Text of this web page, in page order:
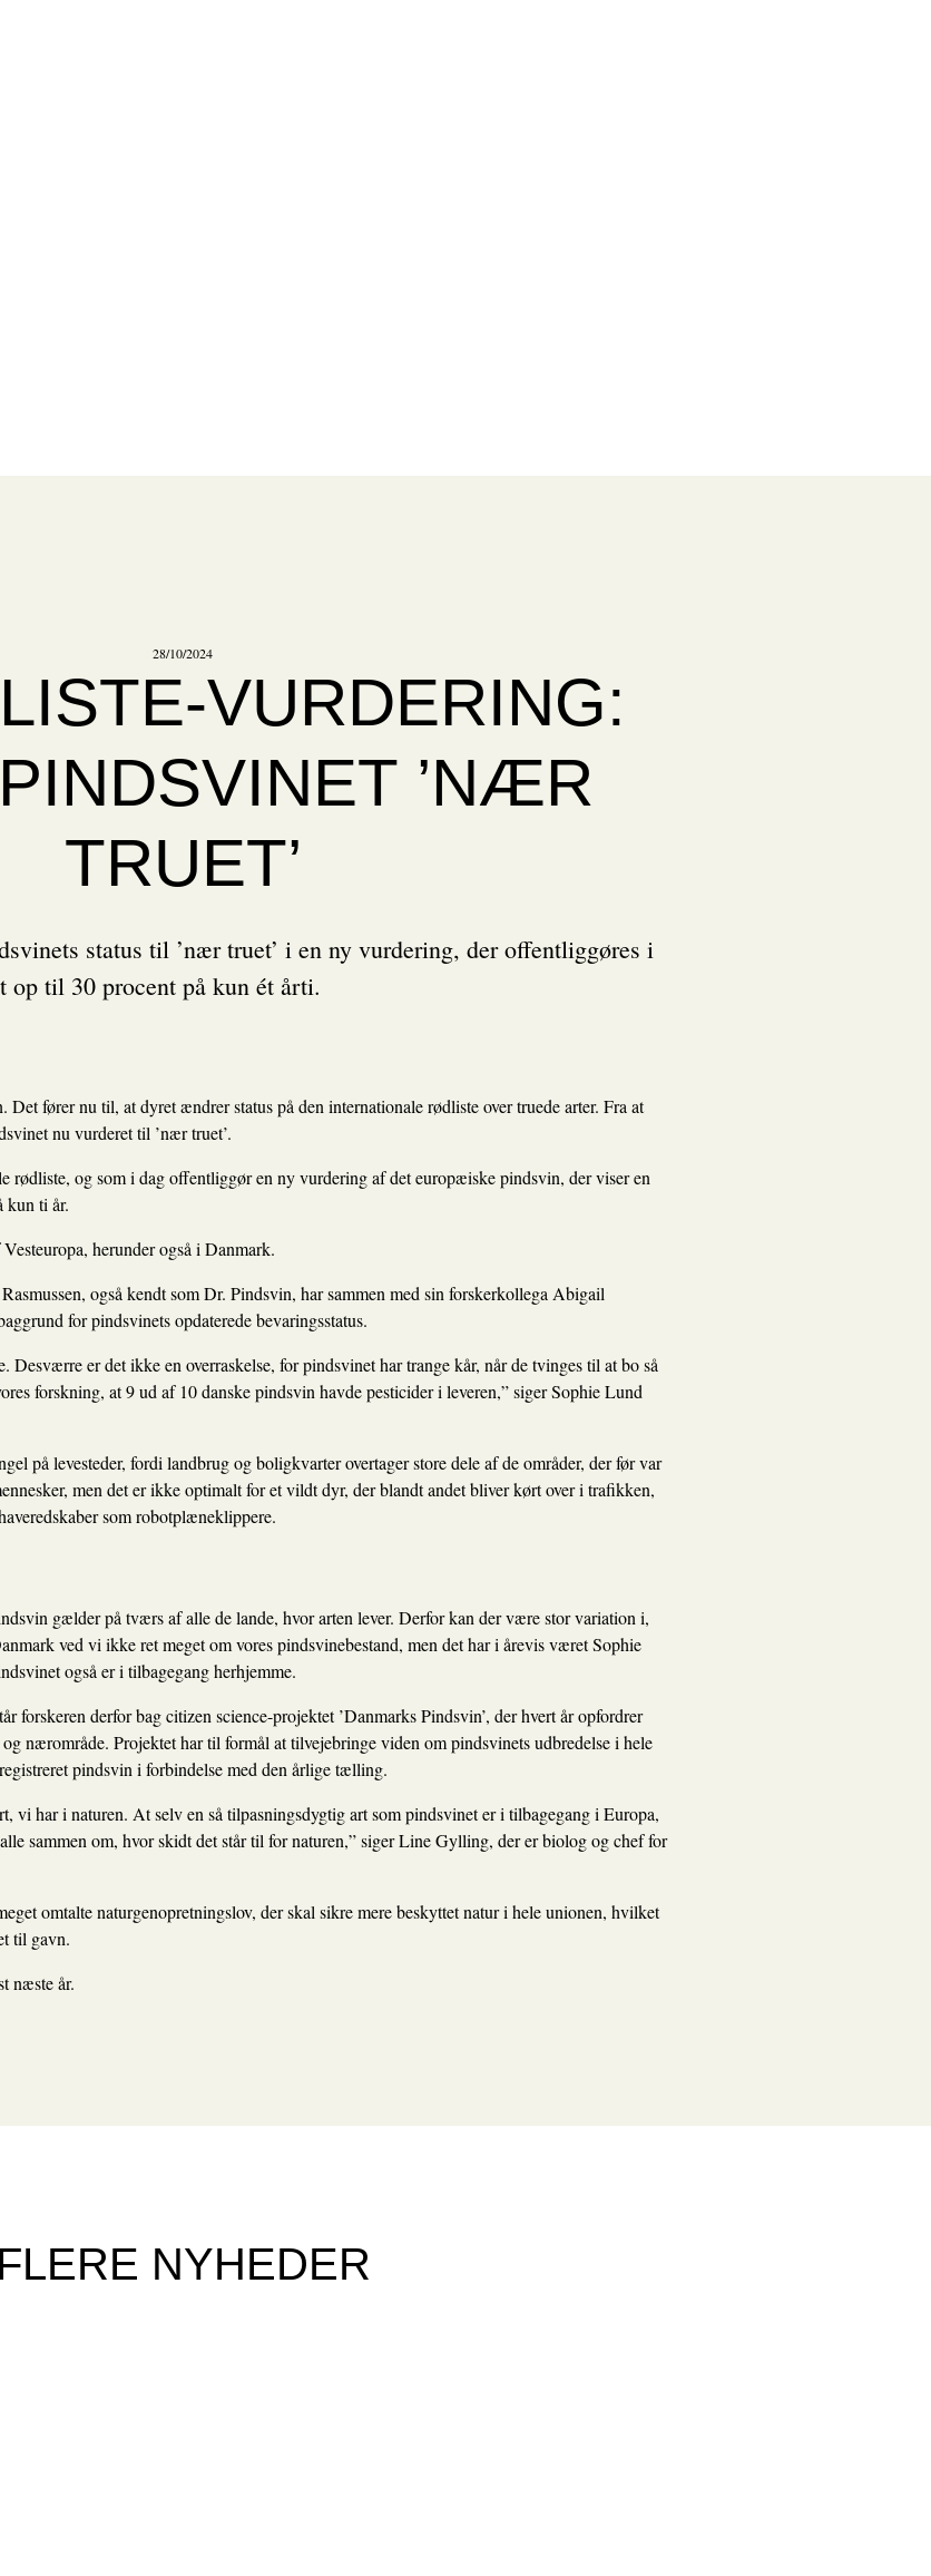
28/10/2024
VURDERING:
’NÆR
TRUET’
status til ’nær truet’ i en ny vurdering, der offentliggøres i
op til 30 procent på kun ét årti.
fører nu til, at dyret ændrer status på den internationale rødliste over truede arter. Fra at
nu vurderet til ’nær truet’.
rødliste, og som i dag offentliggør en ny vurdering af det europæiske pindsvin, der viser en
kun ti år.
herunder også i Danmark.
også kendt som Dr. Pindsvin, har sammen med sin forskerkollega Abigail
for pindsvinets opdaterede bevaringsstatus.
er det ikke en overraskelse, for pindsvinet har trange kår, når de tvinges til at bo så
forskning, at 9 ud af 10 danske pindsvin havde pesticider i leveren,” siger Sophie Lund
på levesteder, fordi landbrug og boligkvarter overtager store dele af de områder, der før var
men det er ikke optimalt for et vildt dyr, der blandt andet bliver kørt over i trafikken,
som robotplæneklippere.
gælder på tværs af alle de lande, hvor arten lever. Derfor kan der være stor variation i,
ved vi ikke ret meget om vores pindsvinebestand, men det har i årevis været Sophie
også er i tilbagegang herhjemme.
forskeren derfor bag citizen science-projektet’Danmarks Pindsvin’, der hvert år opfordrer
nærområde. Projektet har til formål at tilvejebringe viden om pindsvinets udbredelse i hele
pindsvin i forbindelse med den årlige tælling.
vi har i naturen. At selv en så tilpasningsdygtig art som pindsvinet er i tilbagegang i Europa,
sammen om, hvor skidt det står til for naturen,” siger Line Gylling, der er biolog og chef for
omtalte naturgenopretningslov, der skal sikre mere beskyttet natur i hele unionen, hvilket
til gavn.
næste år.
FLERE NYHEDER